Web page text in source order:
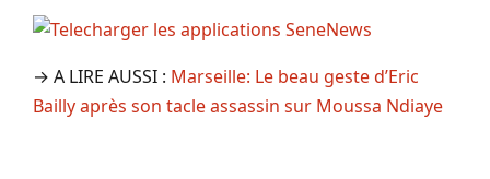
→ A LIRE AUSSI : Marseille: Le beau geste d’Eric
Bailly après son tacle assassin sur Moussa Ndiaye